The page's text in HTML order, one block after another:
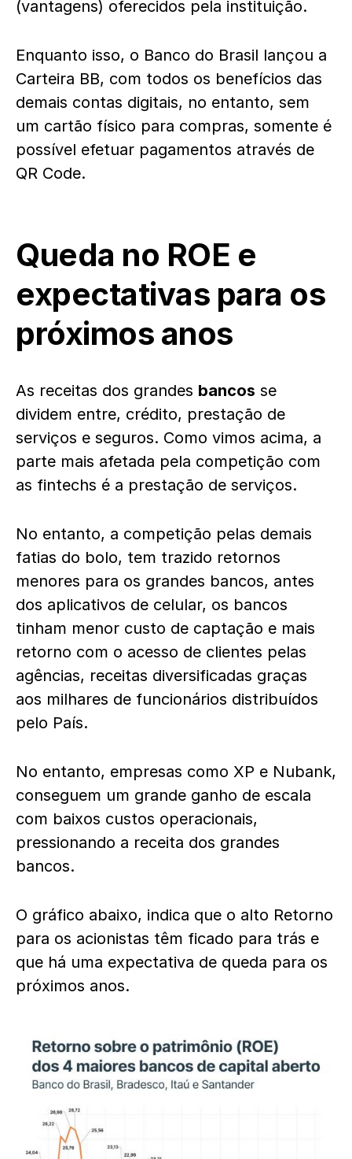
(vantagens) oferecidos pela instituição.
Enquanto isso, o Banco do Brasil lançou a
Carteira BB, com todos os benefícios das
demais contas digitais, no entanto, sem
um cartão físico para compras, somente é
possível efetuar pagamentos através de
QR Code.
Queda no ROE e
expectativas para os
próximos anos
As receitas dos grandes bancos se
dividem entre, crédito, prestação de
serviços e seguros. Como vimos acima, a
parte mais afetada pela competição com
as fintechs é a prestação de serviços.
No entanto, a competição pelas demais
fatias do bolo, tem trazido retornos
menores para os grandes bancos, antes
dos aplicativos de celular, os bancos
tinham menor custo de captação e mais
retorno com o acesso de clientes pelas
agências, receitas diversificadas graças
aos milhares de funcionários distribuídos
pelo País.
No entanto, empresas como XP e Nubank,
conseguem um grande ganho de escala
com baixos custos operacionais,
pressionando a receita dos grandes
bancos.
O gráfico abaixo, indica que o alto Retorno
para os acionistas têm ficado para trás e
que há uma expectativa de queda para os
próximos anos.